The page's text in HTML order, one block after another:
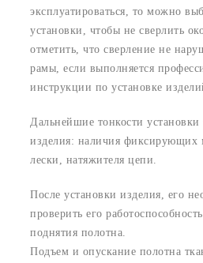
эксплуатироваться, то можно
установки, чтобы не сверлить
отметить, что сверление не
рамы, если выполняется
инструкции по установке
Дальнейшие тонкости установки
изделия: наличия фиксирующих
лески, натяжителя цепи.
После установки изделия, его
проверить его
поднятия полотна.
Подъем и опускание полотна